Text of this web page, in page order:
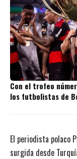
Con el trofeo
los futbolistas de
El periodista polaco
surgida desde